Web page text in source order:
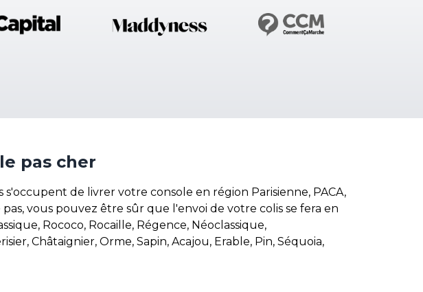
pas cher
de livrer votre console en région Parisienne, PACA,
vous pouvez être sûr que l'envoi de votre colis se fera en
Rococo, Rocaille, Régence, Néoclassique,
Châtaignier, Orme, Sapin, Acajou, Erable, Pin, Séquoia,